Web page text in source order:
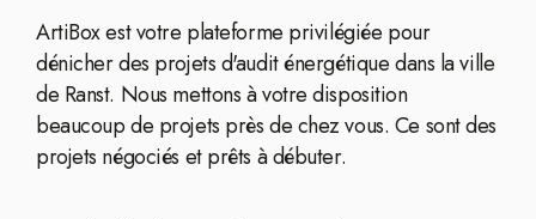
ArtiBox est votre plateforme privilégiée pour
dénicher des projets d'audit énergétique dans la ville
de Ranst. Nous mettons à votre disposition
beaucoup de projets près de chez vous. Ce sont des
projets négociés et prêts à débuter.